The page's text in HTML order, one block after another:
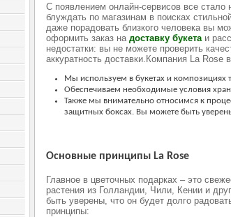
С появлением онлайн-сервисов все
блуждать по магазинам в поисках
даже порадовать близкого человека вы
оформить заказ на доставку букетаи
недостатки: вы не можете проверить
аккуратность доставки. Компания La Rose
Мы используем в букетах и композициях
Обеспечиваем необходимые условия
Также мы внимательно относимся к
защитных боксах. Вы можете быть
Основные принципы La Rose
Главное в цветочных подарках – это
растения из Голландии, Чили, Кении и
быть уверены, что он будет долго
принципы: